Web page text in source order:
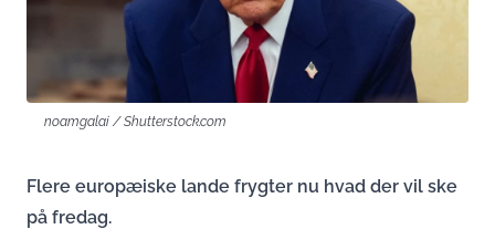
noamgalai / Shutterstock.com
Flere europæiske lande frygter nu hvad der vil ske
på fredag.